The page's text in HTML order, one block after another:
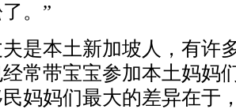
。”
本土新加坡人，有许
常带宝宝参加本土妈妈
妈妈们最大的差异在于